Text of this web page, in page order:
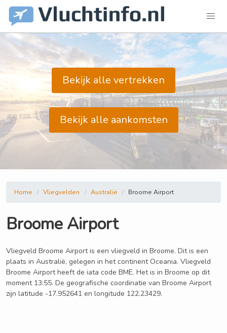
Bekijk alle vertrekken
Bekijk alle aankomsten
Home Vliegvelden Australië Broome Airport
Broome Airport
Vliegveld Broome Airport is een vliegveld in Broome. Dit is een
plaats in Australië, gelegen in het continent Oceania. Vliegveld
Broome Airport heeft de iata code BME. Het is in Broome op dit
moment 13:55. De geografische coordinatie van Broome Airport
zijn latitude -17.952641 en longitude 122.23429.